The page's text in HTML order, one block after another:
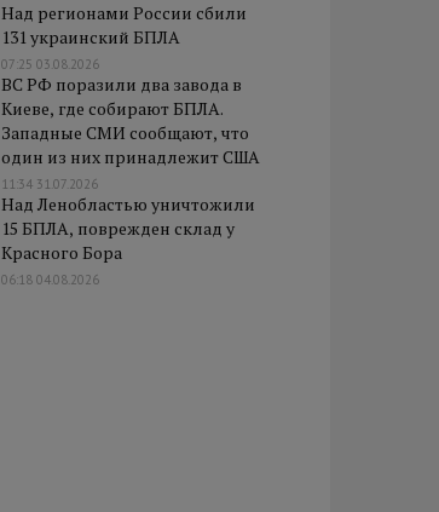
Над регионами России сбили
131 украинский БПЛА
07:25 03.08.2026
ВС РФ поразили два завода в
Киеве, где собирают БПЛА.
Западные СМИ сообщают, что
один из них принадлежит США
11:34 31.07.2026
Над Ленобластью уничтожили
15 БПЛА, поврежден склад у
Красного Бора
06:18 04.08.2026